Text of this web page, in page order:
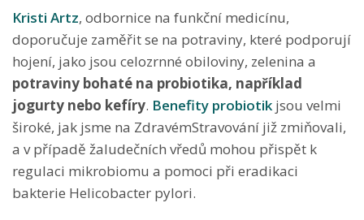
Kristi Artz, odbornice na funkční medicínu,
doporučuje zaměřit se na potraviny, které podporují
hojení, jako jsou celozrnné obiloviny, zelenina a
potraviny bohaté na probiotika, například
jogurty nebo kefíry. Benefity probiotik jsou velmi
široké, jak jsme na ZdravémStravování již zmiňovali,
a v případě žaludečních vředů mohou přispět k
regulaci mikrobiomu a pomoci při eradikaci
bakterie Helicobacter pylori.